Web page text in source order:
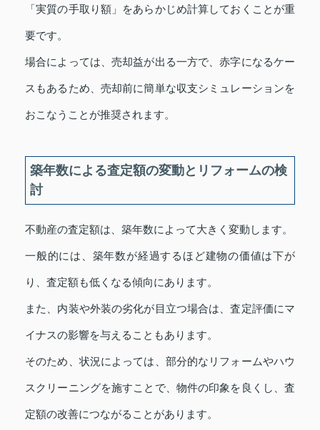
「実質の手取り額」をあらかじめ計算しておくことが重
要です。
場合によっては、売却益が出る一方で、赤字になるケー
スもあるため、売却前に簡単な収支シミュレーションを
おこなうことが推奨されます。
築年数による査定額の変動とリフォームの検
討
不動産の査定額は、築年数によって大きく変動します。
一般的には、築年数が経過するほど建物の価値は下が
り、査定額も低くなる傾向にあります。
また、内装や外装の劣化が目立つ場合は、査定評価にマ
イナスの影響を与えることもあります。
そのため、状況によっては、部分的なリフォームやハウ
スクリーニングを施すことで、物件の印象を良くし、査
定額の改善につながることがあります。